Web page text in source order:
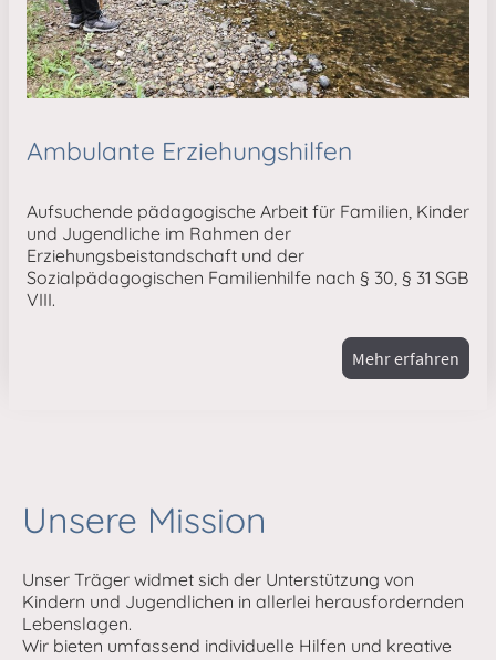
Ambulante Erziehungshilfen
Aufsuchende pädagogische Arbeit für Familien, Kinder
und Jugendliche im Rahmen der
Erziehungsbeistandschaft und der
Sozialpädagogischen Familienhilfe nach § 30, § 31 SGB
VIII.
Mehr erfahren
Unsere Mission
Unser Träger widmet sich der Unterstützung von
Kindern und Jugendlichen in allerlei herausfordernden
Lebenslagen.
Wir bieten umfassend individuelle Hilfen und kreative